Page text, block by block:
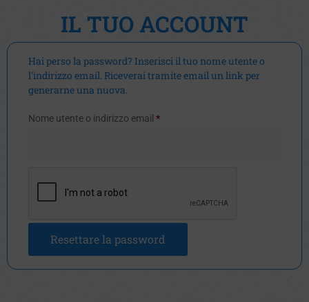
IL TUO ACCOUNT
Hai perso la password? Inserisci il tuo nome utente o
l'indirizzo email. Riceverai tramite email un link per
generarne una nuova.
Nome utente o indirizzo email *
Resettare la password
ottenere uno sconto!
NON SI BARA!
Sono d'accordo con